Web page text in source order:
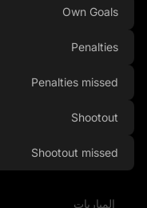
المباريات
Own Goals
Penalties
Penalties missed
Shootout
Shootout missed